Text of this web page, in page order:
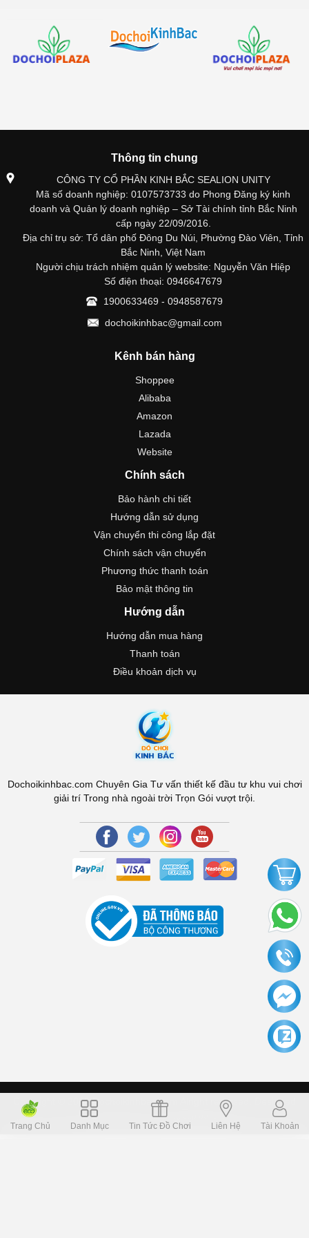
Thông tin chung
CÔNG TY CỔ PHẦN KINH BẮC SEALION UNITY
Mã số doanh nghiệp: 0107573733 do Phong Đăng ký kinh
doanh và Quản lý doanh nghiệp – Sở Tài chính tỉnh Bắc Ninh
cấp ngày 22/09/2016.
Địa chỉ trụ sở: Tổ dân phố Đông Du Núi, Phường Đào Viên, Tỉnh
Bắc Ninh, Việt Nam
Người chịu trách nhiệm quản lý website: Nguyễn Văn Hiệp
Số điện thoại: 0946647679
1900633469 - 0948587679
dochoikinhbac@gmail.com
Kênh bán hàng
Shoppee
Alibaba
Amazon
Lazada
Website
Chính sách
Bảo hành chi tiết
Hướng dẫn sử dụng
Vận chuyển thi công lắp đặt
Chính sách vận chuyển
Phương thức thanh toán
Bảo mật thông tin
Hướng dẫn
Hướng dẫn mua hàng
Thanh toán
Điều khoản dịch vụ
Dochoikinhbac.com Chuyên Gia Tư vấn thiết kế đầu tư khu vui chơi
giải trí Trong nhà ngoài trời Trọn Gói vượt trội.
Copyright © 2006 Dochoikinhbac.com Alright reversed. Designed
Dochoikinhbac.vn.cung cấp bởi sapo
Trang Chủ
Danh Mục Tin Tức Đồ Chơi Liên Hệ Tài Khoản